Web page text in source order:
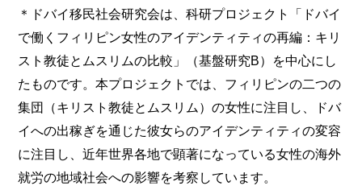
＊ドバイ移民社会研究会は、科研プロジェクト「ドバイ
で働くフィリピン女性のアイデンティティの再編：キリ
スト教徒とムスリムの比較」（基盤研究B）を中心にし
たものです。本プロジェクトでは、フィリピンの二つの
集団（キリスト教徒とムスリム）の女性に注目し、ドバ
イへの出稼ぎを通じた彼女らのアイデンティティの変容
に注目し、近年世界各地で顕著になっている女性の海外
就労の地域社会への影響を考察しています。